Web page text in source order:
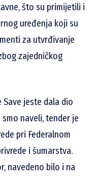
što su primijetili i
uređenja koji su
za utvrđivanje
zajedničkog
jeste dala dio
naveli, tender je
pri Federalnom
i šumarstva.
navedeno bilo i na